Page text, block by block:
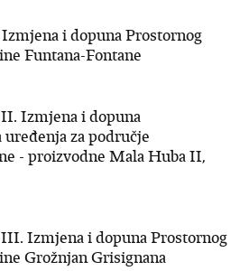
Izmjena i dopuna Prostornog
Funtana-Fontane
II. Izmjena i dopuna
za područje
- proizvodne Mala Huba II,
III. Izmjena i dopuna Prostornog
Grožnjan Grisignana